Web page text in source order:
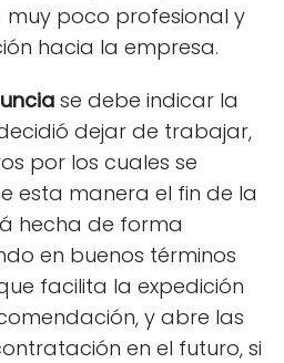
poco profesional y
hacia la empresa.
se debe indicar la
dejar de trabajar,
por los cuales se
esta manera el fin de la
hecha de forma
en buenos términos
facilita la expedición
y abre las
en el futuro, si